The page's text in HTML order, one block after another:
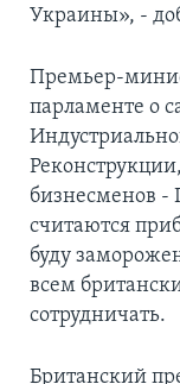
Украины», -
Премьер-
парламенте о
бизнесменов -
считаются
буду
всем
сотрудничать.
Британский